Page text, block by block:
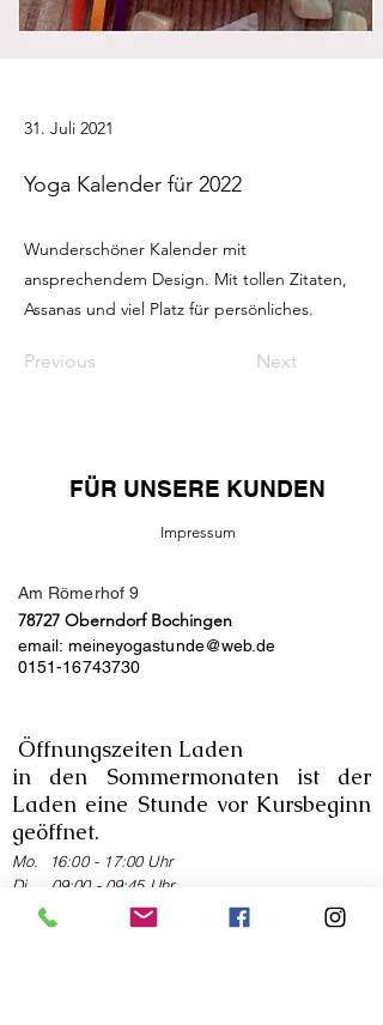
31. Juli 2021
Yoga Kalender für 2022
Wunderschöner Kalender mit
ansprechendem Design. Mit tollen Zitaten,
Assanas und viel Platz für persönliches.
Previous Next
FÜR UNSERE KUNDEN
Impressum
Am Römerhof 9
78727 Oberndorf Bochingen
email: meineyogastunde@web.de
0151-16743730
Öffnungszeiten Laden
in den Sommermonaten ist der
Laden eine Stunde vor Kursbeginn
geöffnet.
Mo. 16:00 - 17:00 Uhr
Di. 09:00 - 09:45 Uhr
10:45 - 12:00 Uhr
16:00- 17:30 Uhr